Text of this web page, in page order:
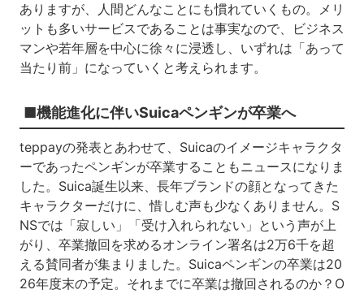
ありますが、人間どんなことにも慣れていくもの。メリ
ットも多いサービスであることは事実なので、ビジネス
マンや若年層を中心に徐々に浸透し、いずれは「あって
当たり前」になっていくと考えられます。
■機能進化に伴いSuicaペンギンが卒業へ
teppayの発表とあわせて、Suicaのイメージキャラクタ
ーであったペンギンが卒業することもニュースになりま
した。Suica誕生以来、長年ブランドの顔となってきた
キャラクターだけに、惜しむ声も少なくありません。S
NSでは「寂しい」「受け入れられない」という声が上
がり、卒業撤回を求めるオンライン署名は2万6千を超
える賛同者が集まりました。Suicaペンギンの卒業は20
26年度末の予定。それまでに卒業は撤回されるのか？O